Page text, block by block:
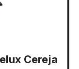
Cereja